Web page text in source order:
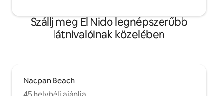
Szállj meg El Nido legnépszerűbb
látnivalóinak közelében
Nacpan Beach